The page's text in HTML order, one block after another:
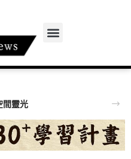
間靈光